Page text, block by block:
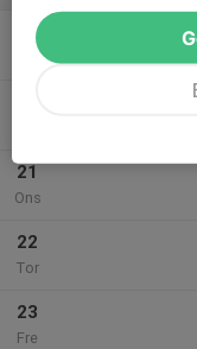
19
Mån
21
Ons
22
Tor
23
Fre